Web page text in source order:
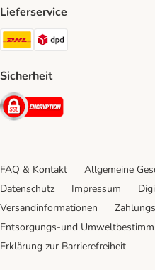
Lieferservice
DHL Shipping Method
Sicherheit
Security
FAQ & Kontakt
Allgemeine
Datenschutz
Impressum
Versandinformationen
Entsorgungs-und
Erklärung zur Barrierefreiheit